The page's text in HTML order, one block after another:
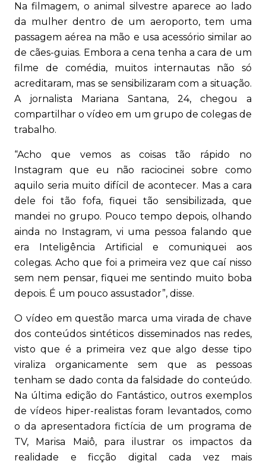
Na filmagem, o animal silvestre aparece ao lado
da mulher dentro de um aeroporto, tem uma
passagem aérea na mão e usa acessório similar ao
de cães-guias. Embora a cena tenha a cara de um
filme de comédia, muitos internautas não só
acreditaram, mas se sensibilizaram com a situação.
A jornalista Mariana Santana, 24, chegou a
compartilhar o vídeo em um grupo de colegas de
trabalho.
“Acho que vemos as coisas tão rápido no
Instagram que eu não raciocinei sobre como
aquilo seria muito difícil de acontecer. Mas a cara
dele foi tão fofa, fiquei tão sensibilizada, que
mandei no grupo. Pouco tempo depois, olhando
ainda no Instagram, vi uma pessoa falando que
era Inteligência Artificial e comuniquei aos
colegas. Acho que foi a primeira vez que caí nisso
sem nem pensar, fiquei me sentindo muito boba
depois. É um pouco assustador”, disse.
O vídeo em questão marca uma virada de chave
dos conteúdos sintéticos disseminados nas redes,
visto que é a primeira vez que algo desse tipo
viraliza organicamente sem que as pessoas
tenham se dado conta da falsidade do conteúdo.
Na última edição do Fantástico, outros exemplos
de vídeos hiper-realistas foram levantados, como
o da apresentadora fictícia de um programa de
TV, Marisa Maiô, para ilustrar os impactos da
realidade e ficção digital cada vez mais